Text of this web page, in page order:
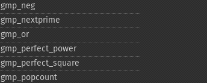
gmp_​neg
gmp_​nextprime
gmp_​or
gmp_​perfect_​power
gmp_​perfect_​square
gmp_​popcount